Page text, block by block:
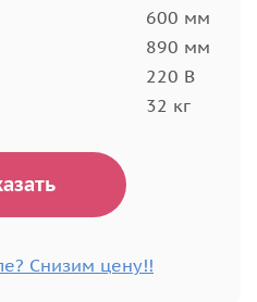
600 мм
890 мм
220 В
32 кг
Снизим цену!!